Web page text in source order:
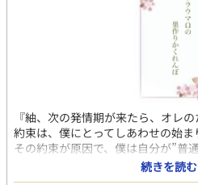
のまま読まずに閉じてください。
『紬、次の発情期が来たら、オレ
約束は、僕にとってしあわせの始ま
その約束が原因で、僕は自分が”普
った。 新しい恋人である優しいα・
の日のトラウマは消えない。 彼に”
続きを読む